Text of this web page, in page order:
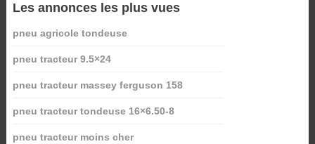
Les annonces les plus vues
pneu agricole tondeuse
pneu tracteur 9.5×24
pneu tracteur massey ferguson 158
pneu tracteur tondeuse 16×6.50-8
pneu tracteur moins cher